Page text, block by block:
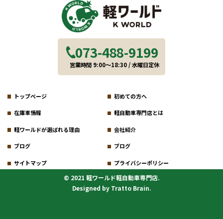
073-488-9199
営業時間 9:00～18:30 / 水曜日定休
トップページ 初めての方へ
在庫車情報 軽自動車専門店とは
軽ワールドが選ばれる理由 会社紹介
ブログ ブログ
サイトマップ プライバシーポリシー
© 2021 軽ワールド軽自動車専門店.
Designed by Tratto Brain.